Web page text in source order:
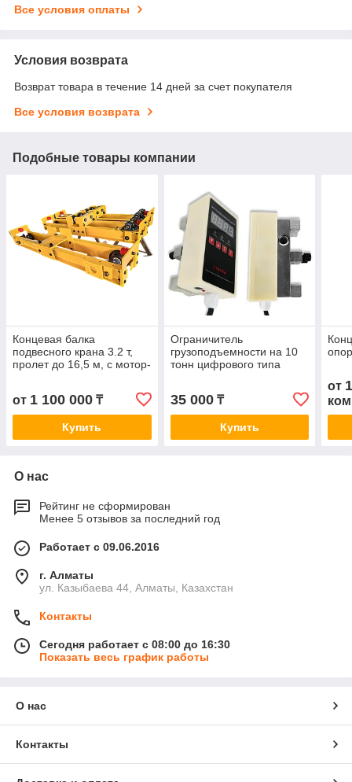
Все условия оплаты
Условия возврата
Возврат товара в течение 14 дней за счет покупателя
Все условия возврата
Подобные товары компании
Концевая балка
подвесного крана 3.2 т,
пролет до 16,5 м, с мотор-
от 1 100 000 ₸
Купить
Ограничитель
грузоподъемности на 10
тонн цифрового типа
кранов
35 000₸
Купить
от
О нас
Рейтинг не сформирован
Менее 5 отзывов за последний год
Работает с 09.06.2016
г. Алматы
ул. Казыбаева 44, Алматы, Казахстан
Контакты
Сегодня работает с 08:00 до 16:30
Показать весь график работы
О нас
Контакты